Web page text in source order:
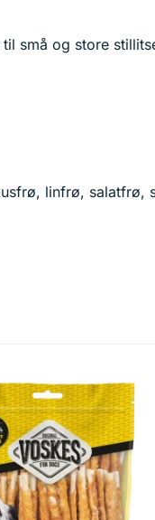
små og store
linfrø, salatfrø,